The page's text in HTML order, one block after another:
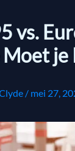
vs.
je
/ mei 27,